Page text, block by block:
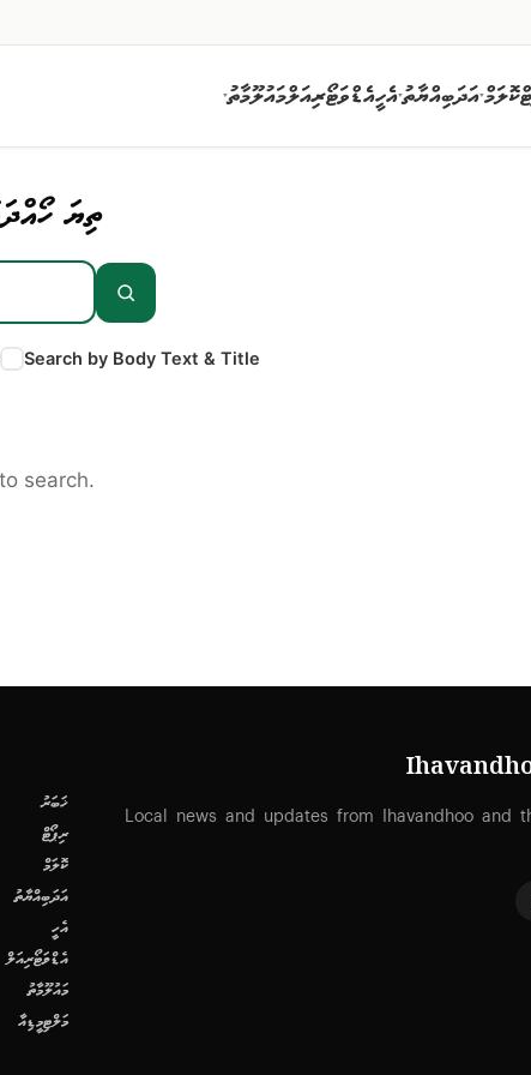
ކޮލަމް▾އަދަބިއްޔާތު▾އެހީއެޑްވަޓޯރިއަލްމައުލޫމާތު▾
ތިޔަ
Search by Body Text & Title
search.
Local news and updates from Ihavandhoo and
ޚަބަރު
ރިޕޯޓް
ކޮލަމް
އަދަބިއްޔާތު
އެހީ
އެޑްވަޓޯރިއަލް
މައުލޫމާތު
މަލްޓިމީޑިއާ